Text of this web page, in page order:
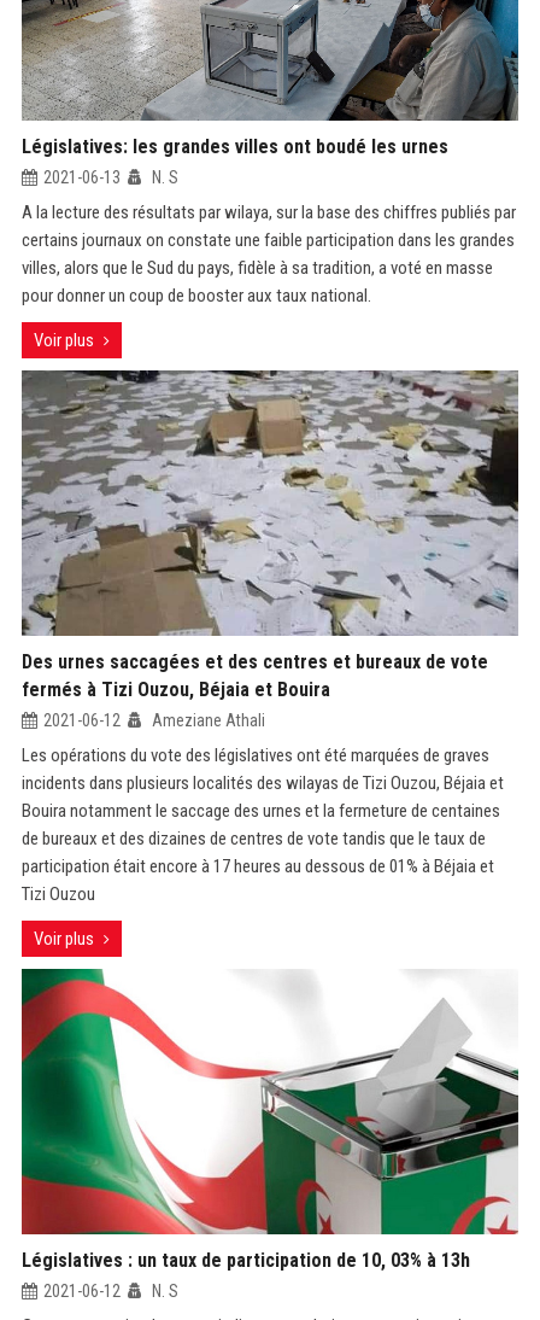
Législatives: les grandes villes ont boudé les urnes
2021-06-13 N. S
A la lecture des résultats par wilaya, sur la base des chiffres publiés par
certains journaux on constate une faible participation dans les grandes
villes, alors que le Sud du pays, fidèle à sa tradition, a voté en masse
pour donner un coup de booster aux taux national.
Voir plus
Des urnes saccagées et des centres et bureaux de vote
fermés à Tizi Ouzou, Béjaia et Bouira
2021-06-12 Ameziane Athali
Les opérations du vote des législatives ont été marquées de graves
incidents dans plusieurs localités des wilayas de Tizi Ouzou, Béjaia et
Bouira notamment le saccage des urnes et la fermeture de centaines
de bureaux et des dizaines de centres de vote tandis que le taux de
participation était encore à 17 heures au dessous de 01% à Béjaia et
Tizi Ouzou
Voir plus
Législatives : un taux de participation de 10, 03% à 13h
2021-06-12 N. S